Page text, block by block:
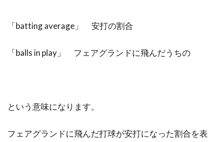
「batting average」 安打の割合
「balls in play」 フェアグランドに飛んだうちの
という意味になります。
フェアグランドに飛んだ打球が安打になった割合を表